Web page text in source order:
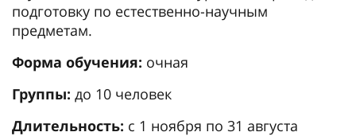
подготовку по естественно-научным
предметам.
Форма обучения: очная
Группы: до 10 человек
Длительность: с 1 ноября по 31 августа